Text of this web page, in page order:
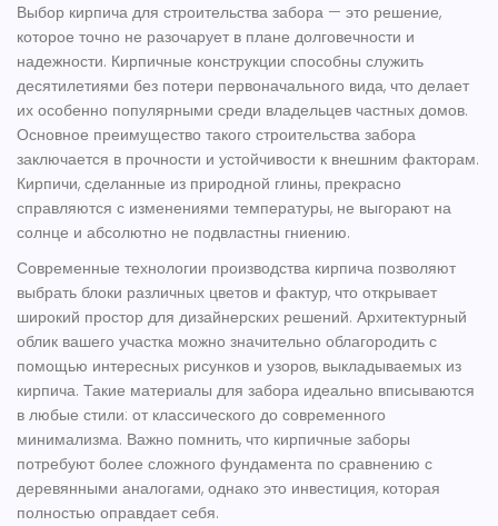
Выбор кирпича для строительства забора — это решение,
которое точно не разочарует в плане долговечности и
надежности. Кирпичные конструкции способны служить
десятилетиями без потери первоначального вида, что делает
их особенно популярными среди владельцев частных домов.
Основное преимущество такого строительства забора
заключается в прочности и устойчивости к внешним факторам.
Кирпичи, сделанные из природной глины, прекрасно
справляются с изменениями температуры, не выгорают на
солнце и абсолютно не подвластны гниению.
Современные технологии производства кирпича позволяют
выбрать блоки различных цветов и фактур, что открывает
широкий простор для дизайнерских решений. Архитектурный
облик вашего участка можно значительно облагородить с
помощью интересных рисунков и узоров, выкладываемых из
кирпича. Такие материалы для забора идеально вписываются
в любые стили: от классического до современного
минимализма. Важно помнить, что кирпичные заборы
потребуют более сложного фундамента по сравнению с
деревянными аналогами, однако это инвестиция, которая
полностью оправдает себя.